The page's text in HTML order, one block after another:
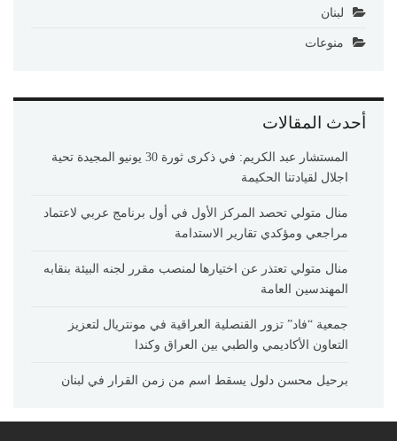
لبنان
منوعات
أحدث المقالات
المستشار عبد الكريم: في ذكرى ثورة 30 يونيو المجيدة تحية
اجلال لقيادتنا الحكيمة
منال متولي تحصد المركز الأول في أول برنامج عربي لاعتماد
مراجعي ومؤكدي تقارير الاستدامة
منال متولي تعتذر عن اختيارها لمنصب مقرر لجنه البيئة بنقابه
المهندسين العامة
جمعية “فاد” تزور القنصلية العراقية في مونتريال لتعزيز
التعاون الأكاديمي والطبي بين العراق وكندا
برحيل محسن دلول يسقط اسم من زمن القرار في لبنان